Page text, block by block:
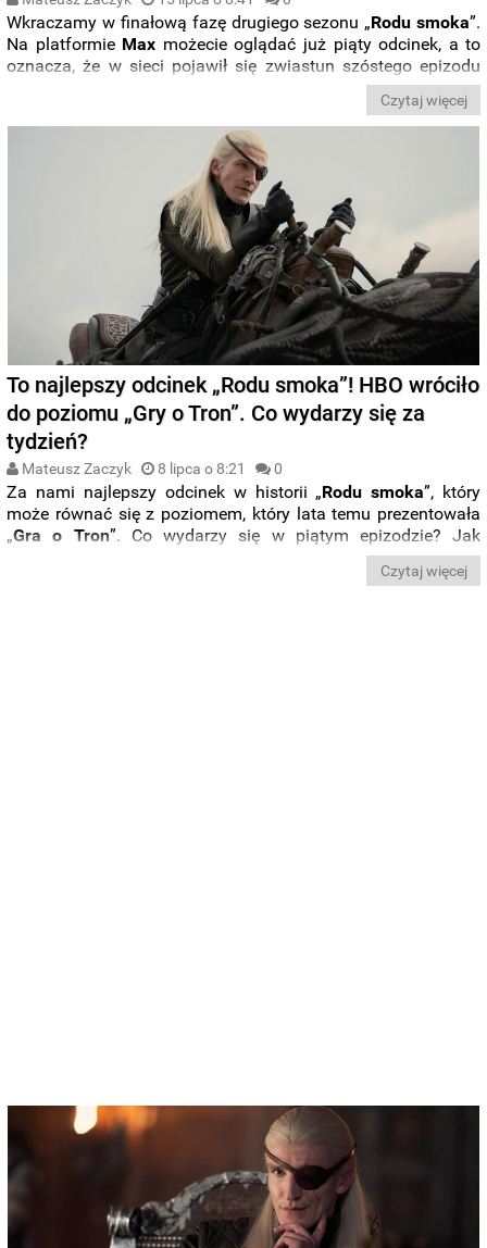
Wkraczamy w finałową fazę drugiego sezonu „Rodu smoka”.
Na platformie Max możecie oglądać już piąty odcinek, a to
oznacza, że w sieci pojawił się zwiastun szóstego epizodu
”. Kiedy kolejny
? Zobaczcie zwiastun i
poznajcie harmonogram premiery.
Czytaj więcej
To najlepszy odcinek „Rodu smoka”! HBO wróciło
do poziomu „Gry o Tron”. Co wydarzy się za
tydzień?
Mateusz Zaczyk 8 lipca o 8:21 0
Za nami najlepszy odcinek w historii „Rodu smoka”, który
może równać się z poziomem, który lata temu prezentowała
„Gra o Tron”. Co wydarzy się w piątym epizodzie? Jak
potoczą się dalej losy domowej wojnyTargaryenów?
Czytaj więcej